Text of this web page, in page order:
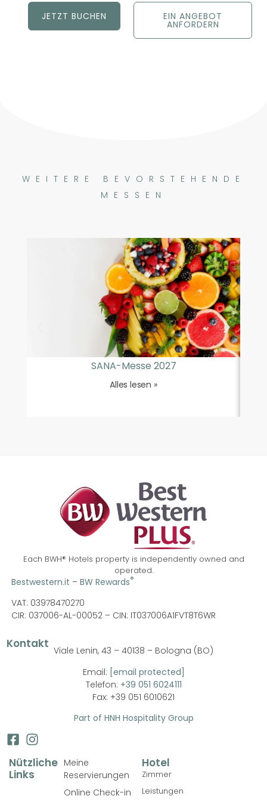
JETZT BUCHEN
EIN ANGEBOT
ANFORDERN
WEITERE BEVORSTEHENDE
MESSEN
SANA-Messe 2027
Alles lesen »
Each BWH® Hotels property is independently owned and
operated.
Bestwestern.it – BW Rewards®
VAT: 03978470270
CIR: 037006-AL-00052 – CIN: IT037006A1FVT8T6WR
Nützliche
Links
Meine
Reservierungen
Online Check-in
Hotel
Zimmer
Leistungen
Kontakt Viale Lenin, 43 – 40138 – Bologna (BO)
Email: [email protected]
Telefon: +39 051 6024111
Fax: +39 051 6010621
Part of HNH Hospitality Group